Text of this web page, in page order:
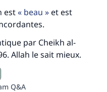
est
beau
et est
par Cheikh al-
Allah le sait mieux.
Q&A